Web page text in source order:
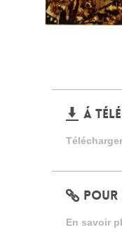
Á
POUR
En savoir